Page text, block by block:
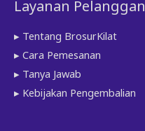
Layanan Pelanggan
▸ Tentang BrosurKilat
▸ Cara Pemesanan
▸ Tanya Jawab
▸ Kebijakan Pengembalian